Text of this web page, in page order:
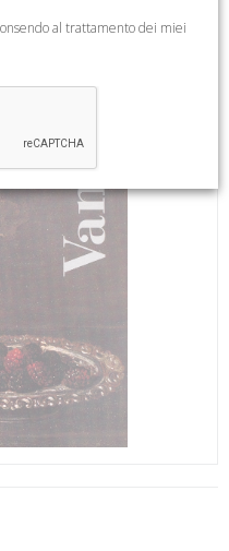
al trattamento dei miei